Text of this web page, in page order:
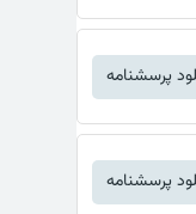
پرسشنامه
پرسشنامه